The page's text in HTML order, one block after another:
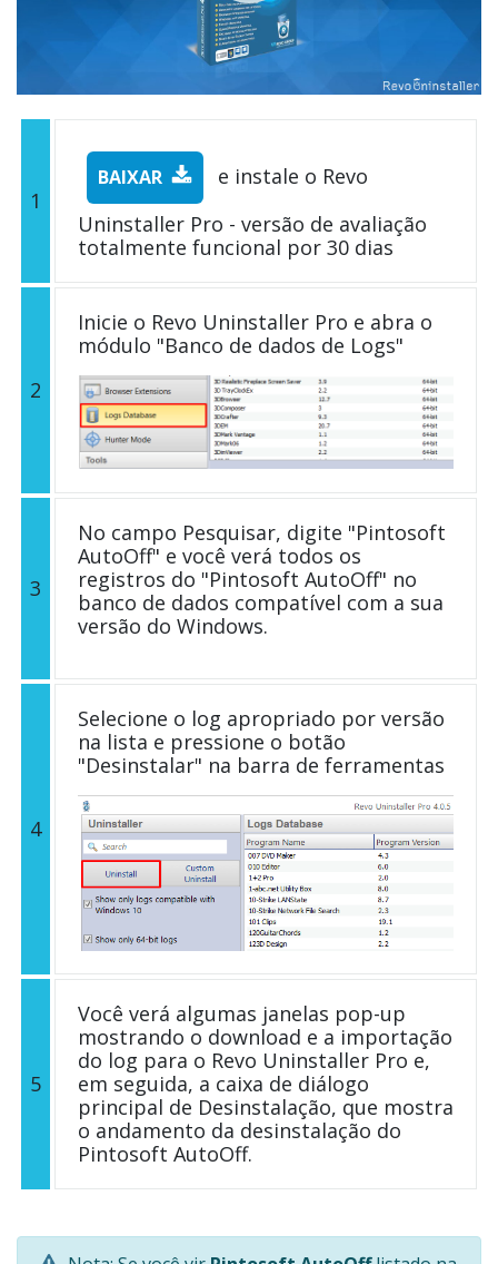
1
BAIXAR
e instale o Revo
Uninstaller Pro - versão de avaliação
totalmente funcional por 30 dias
2
Inicie o Revo Uninstaller Pro e abra o
módulo "Banco de dados de Logs"
3
No campo Pesquisar, digite "Pintosoft
AutoOff" e você verá todos os
registros do "Pintosoft AutoOff" no
banco de dados compatível com a sua
versão do Windows.
4
Selecione o log apropriado por versão
na lista e pressione o botão
"Desinstalar" na barra de ferramentas
5
Você verá algumas janelas pop-up
mostrando o download e a importação
do log para o Revo Uninstaller Pro e,
em seguida, a caixa de diálogo
principal de Desinstalação, que mostra
o andamento da desinstalação do
Pintosoft AutoOff.